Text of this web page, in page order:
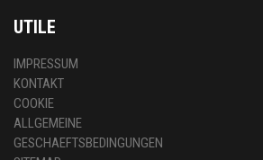
UTILE
IMPRESSUM
KONTAKT
COOKIE
ALLGEMEINE
GESCHAEFTSBEDINGUNGEN